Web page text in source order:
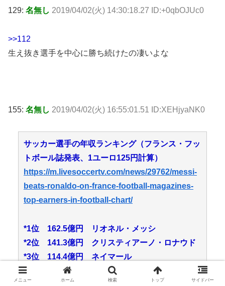
129: 名無し 2019/04/02(火) 14:30:18.27 ID:+0qbOJUc0
>>112
生え抜き選手を中心に勝ち続けたの凄いよな
155: 名無し 2019/04/02(火) 16:55:01.51 ID:XEHjyaNK0
サッカー選手の年収ランキング（フランス・フッ
トボール誌発表、1ユーロ125円計算）
https://m.livesoccertv.com/news/29762/messi-
beats-ronaldo-on-france-football-magazines-
top-earners-in-football-chart/
*1位 162.5億円 リオネル・メッシ
*2位 141.3億円 クリスティアーノ・ロナウド
*3位 114.4億円 ネイマール
*4位 *55.0億円 アントワーヌ・グリーズマン
メニュー ホーム 検索 トップ サイドバー